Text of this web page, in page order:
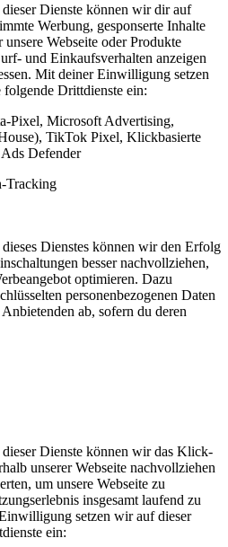
Dienste können wir dir auf
Werbung, gesponserte Inhalte
Webseite oder Produkte
und Einkaufsverhalten anzeigen
Mit deiner Einwilligung setzen
Drittdienste ein:
Pixel, Microsoft Advertising,
TikTok Pixel, Klickbasierte
Defender
Tracking
Dienstes können wir den Erfolg
besser nachvollziehen,
optimieren. Dazu
personenbezogenen Daten
ab, sofern du deren
Dienste können wir das Klick-
unserer Webseite nachvollziehen
um unsere Webseite zu
insgesamt laufend zu
setzen wir auf dieser
ein: